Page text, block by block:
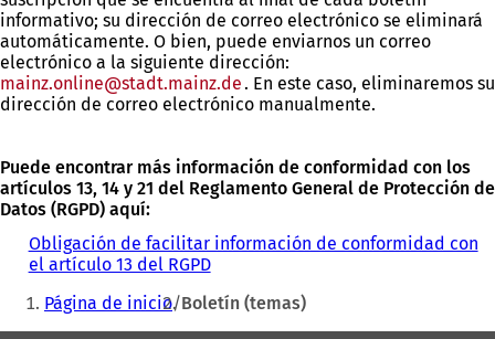
informativo; su dirección de correo electrónico se eliminará
automáticamente. O bien, puede enviarnos un correo
electrónico a la siguiente dirección:
mainz.online
stadt.mainz de. En este caso, eliminaremos su
dirección de correo electrónico manualmente.
Puede encontrar más información de conformidad con los
artículos 13, 14 y 21 del Reglamento General de Protección de
Datos (RGPD) aquí:
Obligación de facilitar información de conformidad con
el artículo 13 del RGPD
Estás
aquí:
Página de inicio Boletín (temas)